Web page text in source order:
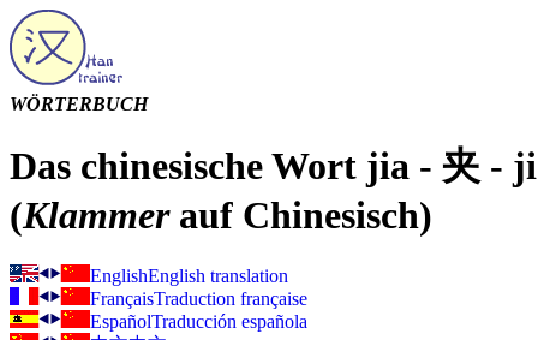
WÖRTERBUCH
Das chinesische Wort jia - 夹 -
(Klammerauf Chinesisch)
EnglishEnglish translation
FrançaisTraduction française
EspañolTraducción española